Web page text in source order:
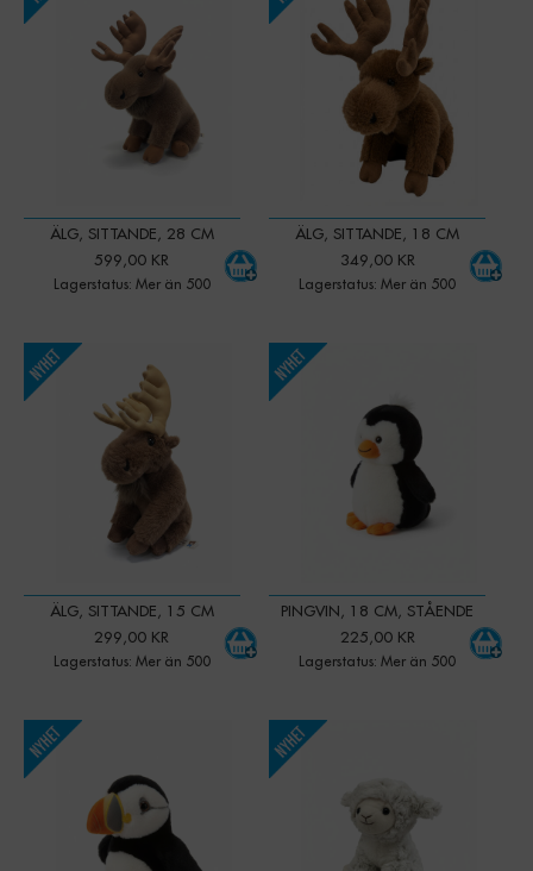
ÄLG, SITTANDE, 28 CM
599,00 KR
Lagerstatus: Mer än 500
ÄLG, SITTANDE, 18 CM
349,00 KR
Lagerstatus: Mer än 500
ÄLG, SITTANDE, 15 CM
299,00 KR
Lagerstatus: Mer än 500
Qty: +
PINGVIN, 18 CM, STÅENDE
225,00 KR
Lagerstatus: Mer än 500
Qty:
Qty: Qty: